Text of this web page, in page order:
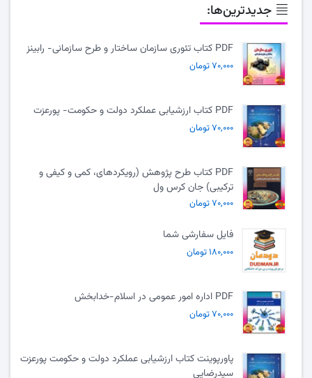
جدیدترین‌ها:
PDF کتاب تئوری سازمان ساختار و طرح سازمانی- رابینز
۷۰,۰۰۰ تومان
PDF کتاب ارزشیابی عملکرد دولت و حکومت- پورعزت
۷۰,۰۰۰ تومان
PDF کتاب طرح پژوهش (رویکردهای، کمی و کیفی و
ترکیبی) جان کرس ول
۷۰,۰۰۰ تومان
فایل سفارشی شما
۱۸۰,۰۰۰ تومان
PDF اداره امور عمومی در اسلام-خدابخش
۷۰,۰۰۰ تومان
پاورپوینت کتاب ارزشیابی عملکرد دولت و حکومت پورعزت
سیدرضایی